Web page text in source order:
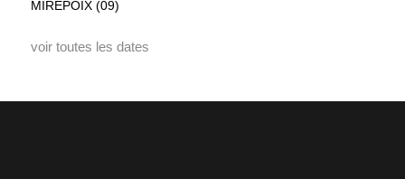
MIREPOIX (09)
voir toutes les dates